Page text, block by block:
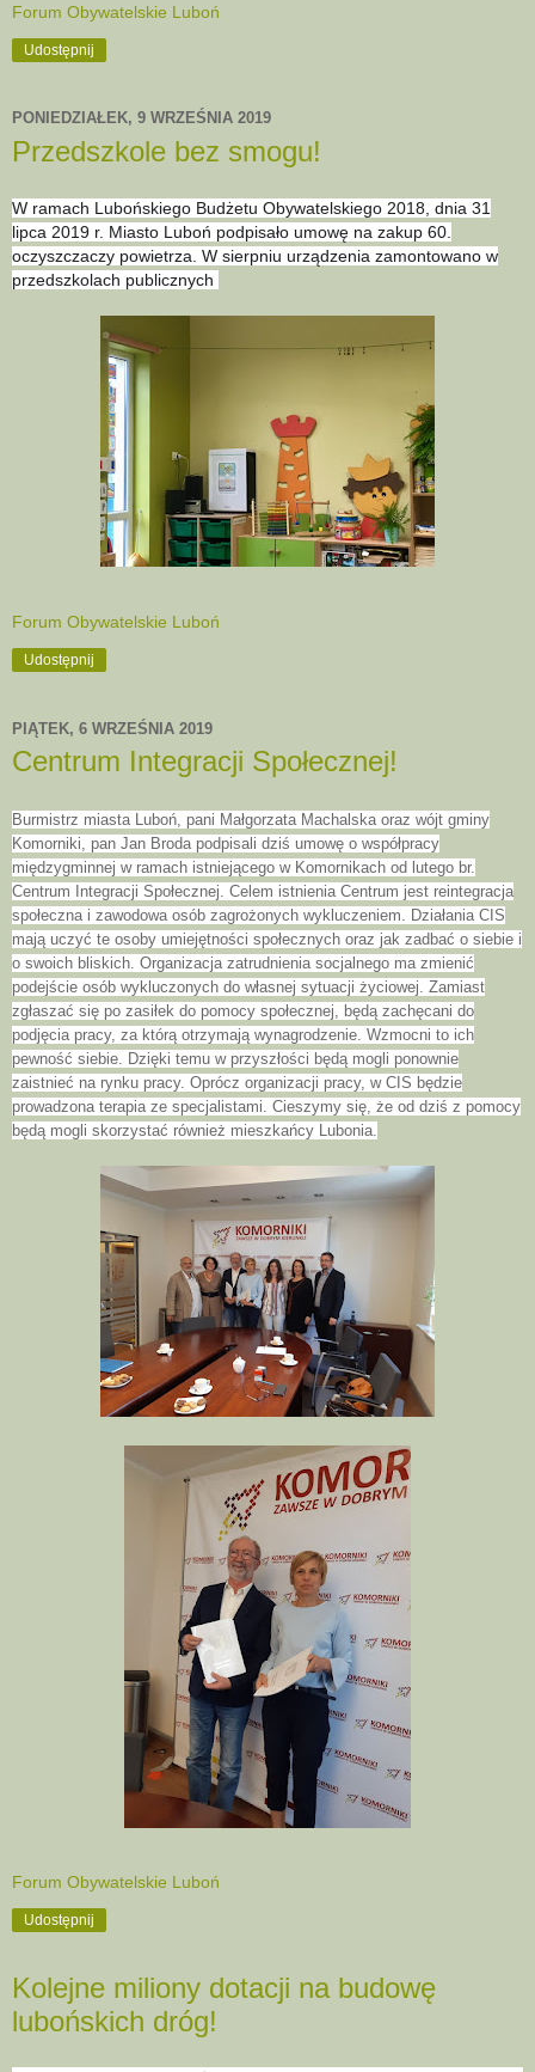
Forum Obywatelskie Luboń
Udostępnij
PONIEDZIAŁEK, 9 WRZEŚNIA 2019
Przedszkole bez smogu!
W ramach Lubońskiego Budżetu Obywatelskiego 2018, dnia 31
lipca 2019 r. Miasto Luboń podpisało umowę na zakup 60.
oczyszczaczy powietrza. W sierpniu urządzenia zamontowano w
przedszkolach publicznych
Forum Obywatelskie Luboń
Udostępnij
PIĄTEK, 6 WRZEŚNIA 2019
Centrum Integracji Społecznej!
Burmistrz miasta Luboń, pani Małgorzata Machalska oraz wójt gminy
Komorniki, pan Jan Broda podpisali dziś umowę o współpracy
międzygminnej w ramach istniejącego w Komornikach od lutego br.
Centrum Integracji Społecznej. Celem istnienia Centrum jest reintegracja
społeczna i zawodowa osób zagrożonych wykluczeniem. Działania CIS
mają uczyć te osoby umiejętności społecznych oraz jak zadbać o siebie i
o swoich bliskich. Organizacja zatrudnienia socjalnego ma zmienić
podejście osób wykluczonych do własnej sytuacji życiowej. Zamiast
zgłaszać się po zasiłek do pomocy społecznej, będą zachęcani do
podjęcia pracy, za którą otrzymają wynagrodzenie. Wzmocni to ich
pewność siebie. Dzięki temu w przyszłości będą mogli ponownie
zaistnieć na rynku pracy. Oprócz organizacji pracy, w CIS będzie
prowadzona terapia ze specjalistami. Cieszymy się, że od dziś z pomocy
będą mogli skorzystać również mieszkańcy Lubonia.
Forum Obywatelskie Luboń
Udostępnij
Kolejne miliony dotacji na budowę
lubońskich dróg!